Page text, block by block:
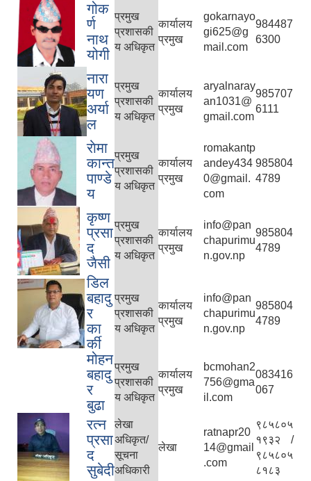
गोक
र्ण
नाथ
योगी
प्रमुख
प्रशासकी
य अधिकृत
कार्यालय
प्रमुख
gokarnayo
gi625@g
mail.com
984487
6300
नारा
यण
अर्या
ल
प्रमुख
प्रशासकी
य अधिकृत
कार्यालय
प्रमुख
aryalnaray
an1031@
gmail.com
985707
6111
राेमा
कान्त
पाण्डे
य
प्रमुख
प्रशासकी
य अधिकृत
कार्यालय
प्रमुख
romakantp
andey434
0@gmail.
com
985804
4789
कृष्ण
प्रसा
द
जैसी
प्रमुख
प्रशासकी
य अधिकृत
कार्यालय
प्रमुख
info@pan
chapurimu
n.gov.np
985804
4789
डिल
बहादु
र
का
र्की
प्रमुख
प्रशासकी
य अधिकृत
कार्यालय
प्रमुख
info@pan
chapurimu
n.gov.np
985804
4789
मोहन
बहादु
र
बुढा
प्रमुख
प्रशासकी
य अधिकृत
कार्यालय
प्रमुख
bcmohan2
756@gma
il.com
083416
067
रत्न
प्रसा
द
सुबेदी
लेखा
अधिकृत/
सूचना
अधिकारी
लेखा
ratnapr20
14@gmail
.com
९८५८०५
१९३२ /
९८५८०५
८१८३